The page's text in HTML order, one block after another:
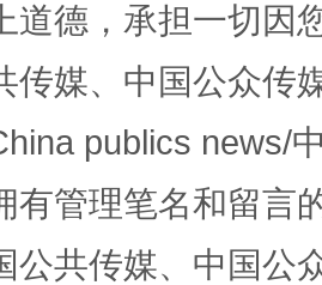
下症？
道德，承担一切因
传媒、中国公众传
publics news/
有管理笔名和留言
公共传媒、中国公